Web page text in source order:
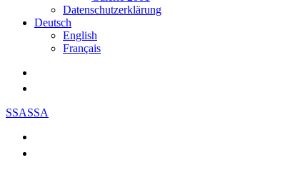
Datenschutzerklärung
Deutsch
English
Français
SSASSA